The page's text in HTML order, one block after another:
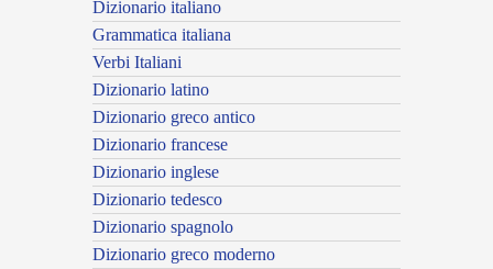
Dizionario italiano
Grammatica italiana
Verbi Italiani
Dizionario latino
Dizionario greco antico
Dizionario francese
Dizionario inglese
Dizionario tedesco
Dizionario spagnolo
Dizionario greco moderno